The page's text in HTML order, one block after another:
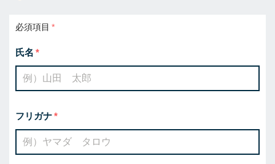
必須項目
氏名
フリガナ